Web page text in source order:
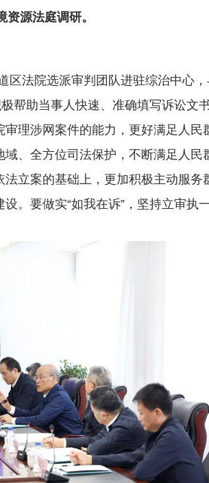
源法庭调研。
法院选派审判团队进驻综治中心
帮助当事人快速、准确填写诉讼文
理涉网案件的能力，更好满足人民
、全方位司法保护，不断满足人民
立案的基础上，更加积极主动服
。要做实“如我在诉”，坚持立审执